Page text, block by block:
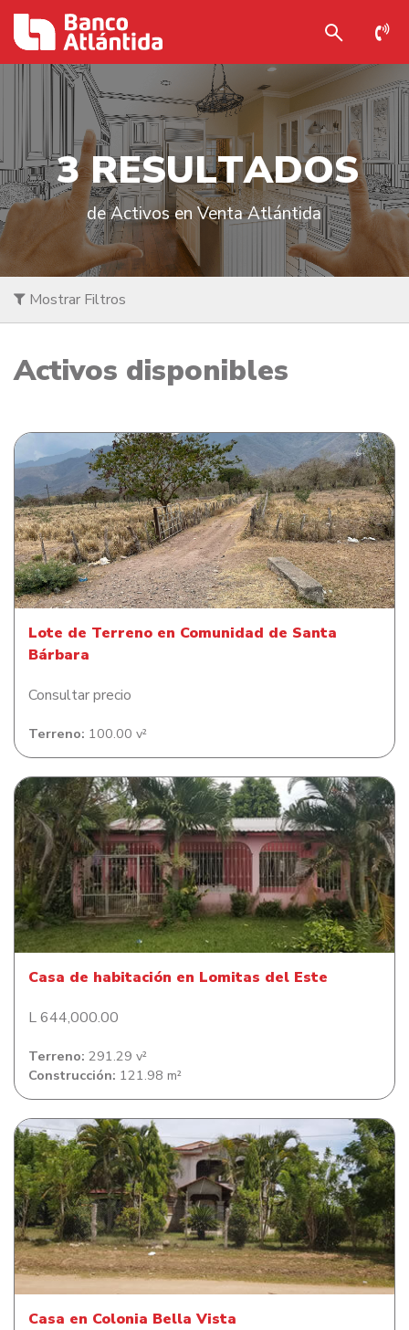
3 RESULTADOS
de Activos en Venta Atlántida
Mostrar Filtros
Activos disponibles
Lote de Terreno en Comunidad de Santa Bárbara
Lote de Terreno en Comunidad de Santa
Bárbara
Consultar precio
Terreno: 100.00 v²
Casa de habitación en Lomitas del Este
Casa de habitación en Lomitas del Este
L 644,000.00
Terreno: 291.29 v²
Construcción: 121.98 m²
Casa en Colonia Bella Vista
Casa en Colonia Bella Vista